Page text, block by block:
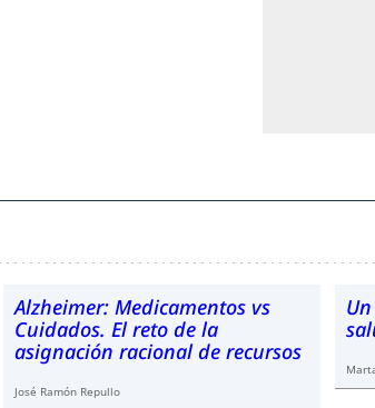
Alzheimer: Medicamentos vs
Cuidados. El reto de la
asignación racional de recursos
José Ramón Repullo